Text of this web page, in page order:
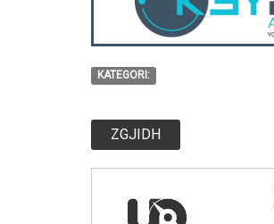
KATEGORI:
ZGJIDH